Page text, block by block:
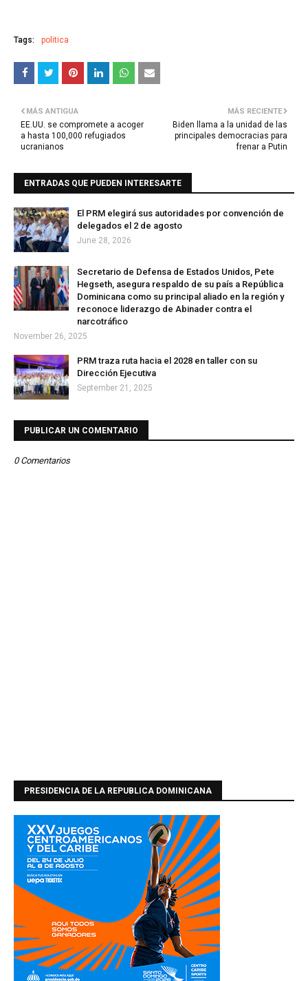
Tags: politica
MÁS RECIENTE
Biden llama a la unidad de las
principales democracias para
frenar a Putin
MÁS ANTIGUA
EE.UU. se compromete a acoger
a hasta 100,000 refugiados
ucranianos
ENTRADAS QUE PUEDEN INTERESARTE
El PRM elegirá sus autoridades por convención de
delegados el 2 de agosto
June 28, 2026
Secretario de Defensa de Estados Unidos, Pete
Hegseth, asegura respaldo de su país a República
Dominicana como su principal aliado en la región y
reconoce liderazgo de Abinader contra el
narcotráfico
November 26, 2025
PRM traza ruta hacia el 2028 en taller con su
Dirección Ejecutiva
September 21, 2025
PUBLICAR UN COMENTARIO
0 Comentarios
PRESIDENCIA DE LA REPUBLICA DOMINICANA